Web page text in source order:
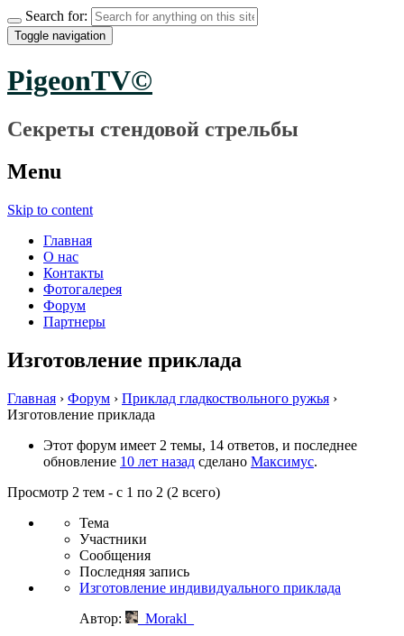
Search for:
Toggle navigation
PigeonTV©
Секреты стендовой стрельбы
Menu
Skip to content
Главная
О нас
Контакты
Фотогалерея
Форум
Партнеры
Изготовление приклада
Главная › Форум › Приклад гладкоствольного ружья ›
Изготовление приклада
Этот форум имеет 2 темы, 14 ответов, и последнее
обновление 10 лет назад сделано Максимус.
Просмотр 2 тем - с 1 по 2 (2 всего)
Тема
Участники
Сообщения
Последняя запись
Изготовление индивидуального приклада
Автор:
_Morakl_